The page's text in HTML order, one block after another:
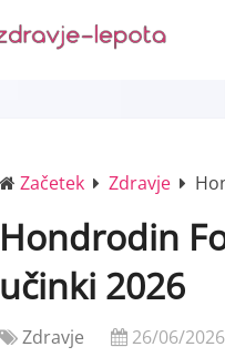
Začetek Zdravje
Hondrodin
učinki 2026
Zdravje 26/06/2026